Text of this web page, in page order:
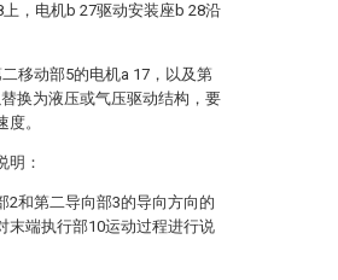
，电机b 27驱动安装座b 28沿
移动部5的电机a 17，以及第
换为液压或气压驱动结构，要
。
明：
2和第二导向部3的导向方向的
末端执行部10运动过程进行说